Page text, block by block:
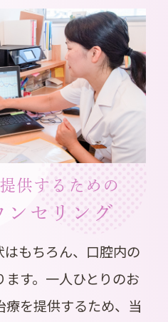
供するための
ンセリング
もちろん、口腔内の
す。一人ひとりのお
を提供するため、当